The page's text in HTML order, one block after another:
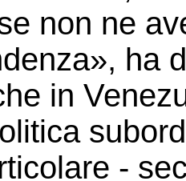
non ne
ha
in
-